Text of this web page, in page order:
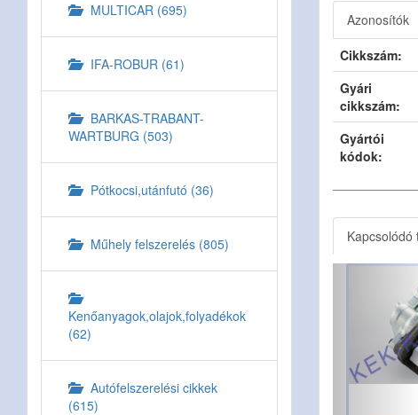
MULTICAR (695)
IFA-ROBUR (61)
BARKAS-TRABANT-
WARTBURG (503)
Pótkocsi,utánfutó (36)
Műhely felszerelés (805)
Kenőanyagok,olajok,folyadékok
(62)
Autófelszerelési cikkek
(615)
Azonosítók
Cikkszám:
Gyári
cikkszám:
Gyártói
kódok:
Kapcsolódó